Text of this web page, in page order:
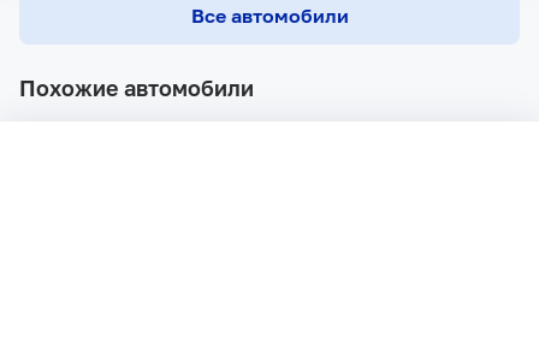
Все автомобили
Похожие автомобили